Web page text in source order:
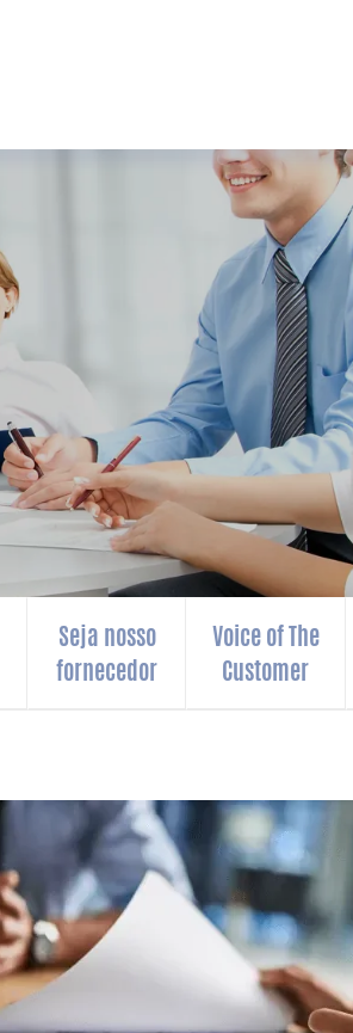
Seja nosso
fornecedor
Voice of The
Customer